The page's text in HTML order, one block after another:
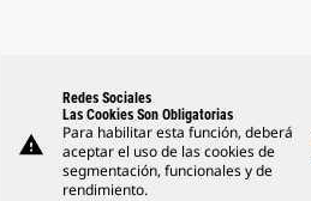
warning
Redes Sociales
Las Cookies Son Obligatorias
Para habilitar esta función, deberá
aceptar el uso de las cookies de
segmentación, funcionales y de
rendimiento.